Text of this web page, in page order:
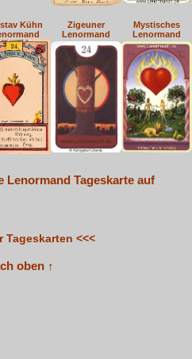
Kühn
Zigeuner
Lenormand
Mystisches
Lenormand
Lenormand Tageskarte auf
Tageskarten <<<
oben ↑